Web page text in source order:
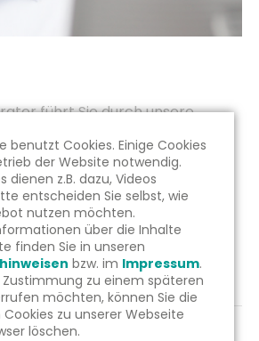
führt Sie durch unsere
passenden Produkte für Sie
unten stehenden Link.
benutzt Cookies. Einige Cookies
der Website notwendig.
dienen z.B. dazu, Videos
entscheiden Sie selbst, wie
nutzen möchten.
über die Inhalte
finden Sie in unseren
bzw. im Impressum.
Zustimmung zu einem späteren
möchten, können Sie die
zu unserer Webseite
löschen.